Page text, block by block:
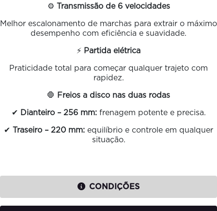
⚙️ Transmissão de 6 velocidades
Melhor escalonamento de marchas para extrair o máximo
desempenho com eficiência e suavidade.
⚡ Partida elétrica
Praticidade total para começar qualquer trajeto com
rapidez.
🛑 Freios a disco nas duas rodas
✔ Dianteiro – 256 mm:frenagem potente e precisa.
✔ Traseiro – 220 mm: equilíbrio e controle em qualquer
situação.
CONDIÇÕES